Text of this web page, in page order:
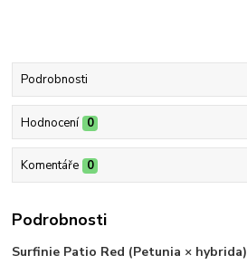
Podrobnosti
Hodnocení 0
Komentáře 0
Podrobnosti
Surfinie Patio Red (Petunia × hybrida)